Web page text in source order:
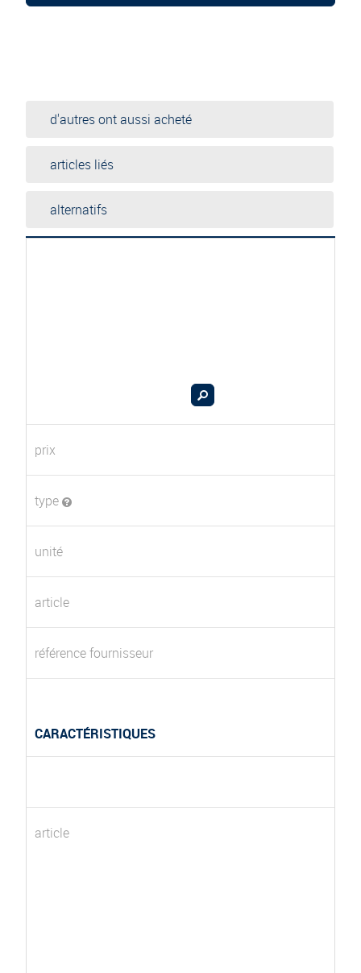
d'autres ont aussi acheté
articles liés
alternatifs
prix
type
unité
article
référence fournisseur
CARACTÉRISTIQUES
article